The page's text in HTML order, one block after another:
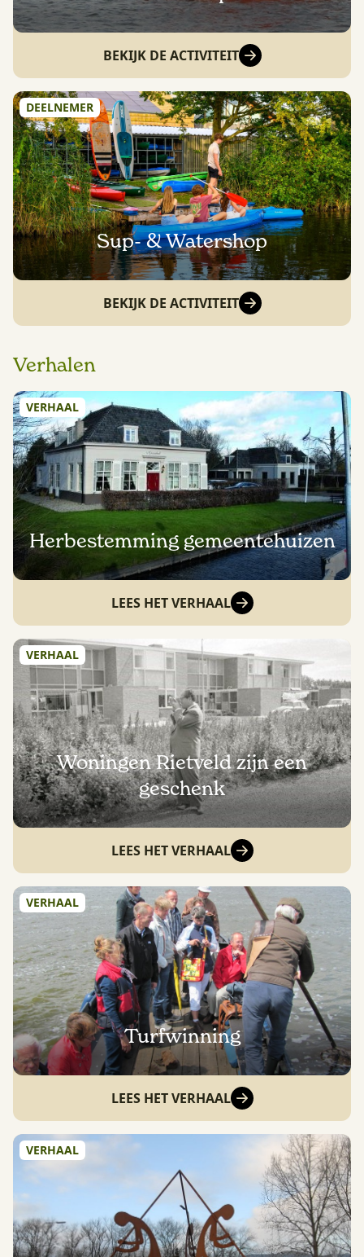
BEKIJK DE ACTIVITEIT
DEELNEMER
Sup- & Watershop
BEKIJK DE ACTIVITEIT
Verhalen
VERHAAL
Herbestemming gemeentehuizen
LEES HET VERHAAL
VERHAAL
Woningen Rietveld zijn een
geschenk
LEES HET VERHAAL
VERHAAL
Turfwinning
LEES HET VERHAAL
VERHAAL